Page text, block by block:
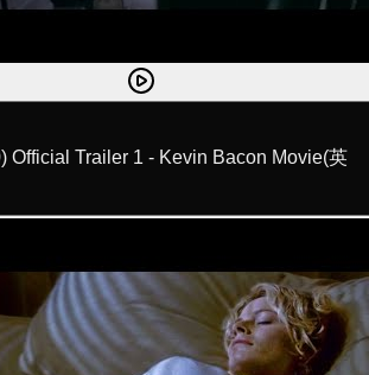
Official Trailer 1 - Kevin Bacon Movie(英